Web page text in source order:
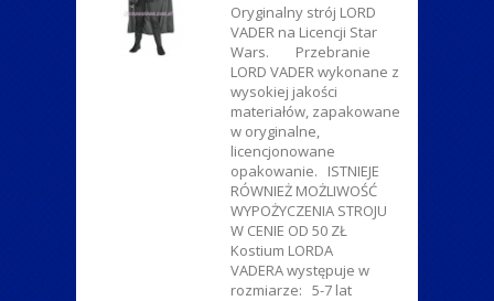
Oryginalny strój LORD
VADER na Licencji Star
Wars. Przebranie
LORD VADER wykonane z
wysokiej jakości
materiałów, zapakowane
w oryginalne,
licencjonowane
opakowanie. ISTNIEJE
RÓWNIEŻ MOŻLIWOŚĆ
WYPOŻYCZENIA STROJU
W CENIE OD 50 ZŁ
Kostium LORDA
VADERA występuje w
rozmiarze: 5-7 lat